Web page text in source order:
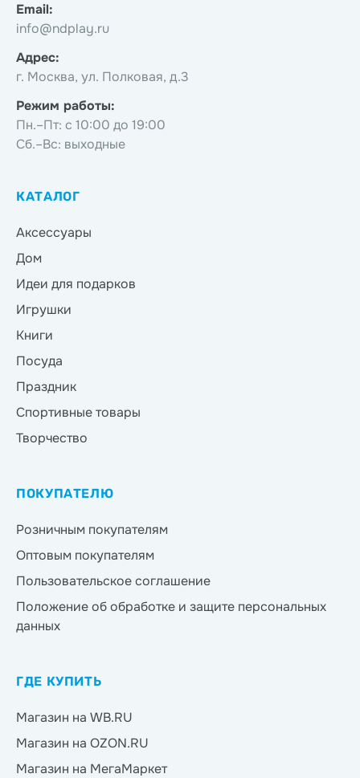
Email:
info@ndplay.ru
Адрес:
г. Москва, ул. Полковая, д.3
Режим работы:
Пн.–Пт: с 10:00 до 19:00
Сб.–Вс: выходные
КАТАЛОГ
Аксессуары
Дом
Идеи для подарков
Игрушки
Книги
Посуда
Праздник
Спортивные товары
Творчество
ПОКУПАТЕЛЮ
Розничным покупателям
Оптовым покупателям
Пользовательское соглашение
Положение об обработке и защите персональных
данных
ГДЕ КУПИТЬ
Магазин на WB.RU
Магазин на OZON.RU
Магазин на МегаМаркет